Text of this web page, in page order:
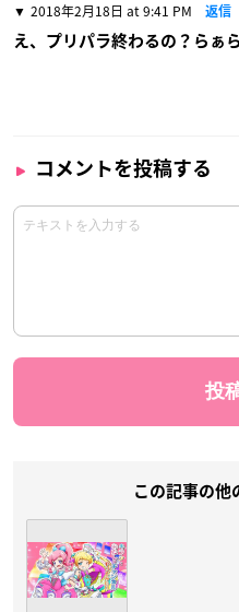
2018年2月18日 at 9:41 PM 返信
え、プリパラ終わるの？らぁ
コメントを投稿する
この記事の他